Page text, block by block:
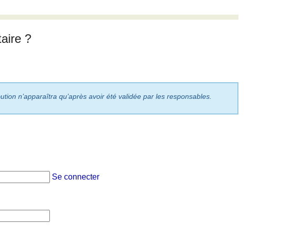
?
n’apparaîtra qu’après avoir été validée par les responsables.
Se connecter